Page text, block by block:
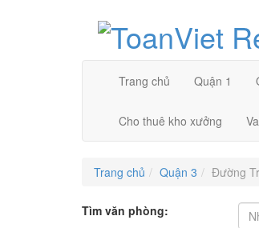
Trang chủ Quận 1
Cho thuê kho xưởng
Trang chủ Quận 3 Đường
Tìm văn phòng: